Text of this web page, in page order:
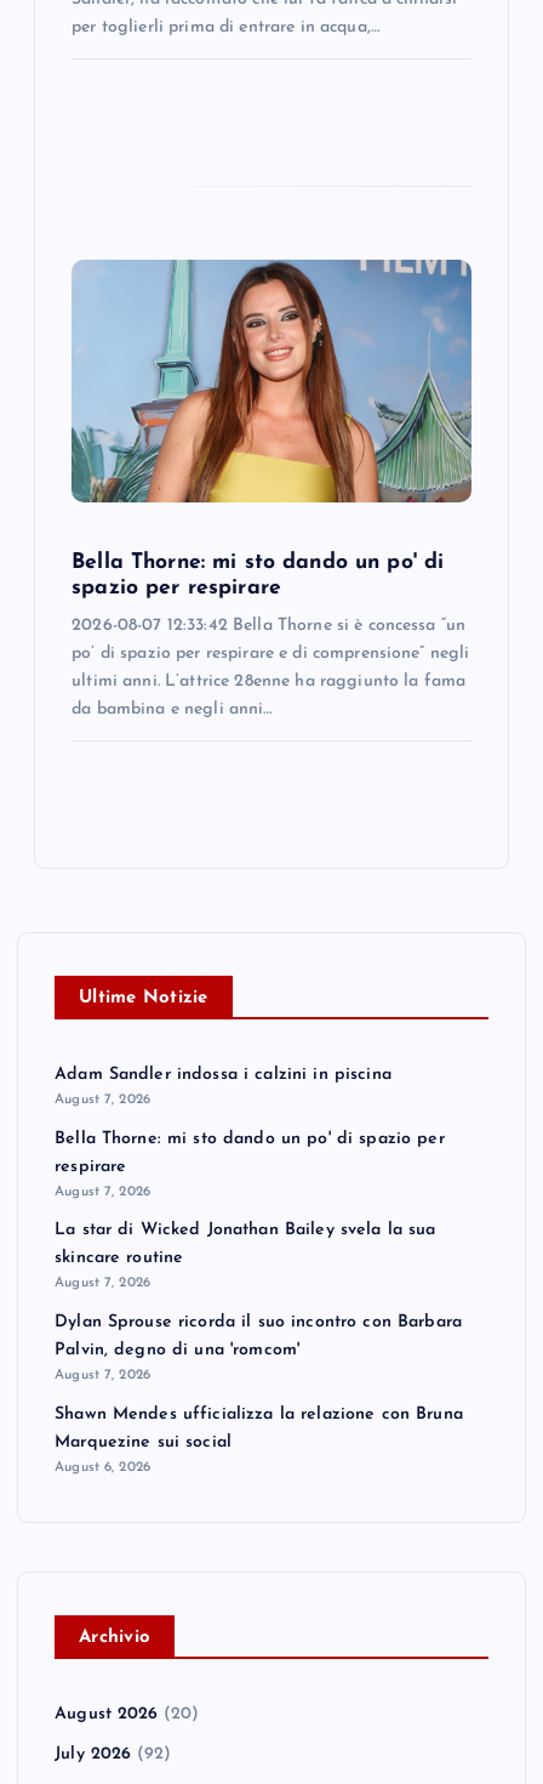
per toglierli prima di entrare in acqua,…
Bella Thorne: mi sto dando un po' di
spazio per respirare
2026-08-07 12:33:42 Bella Thorne si è concessa “un
po’ di spazio per respirare e di comprensione” negli
ultimi anni. L’attrice 28enne ha raggiunto la fama
da bambina e negli anni…
Ultime Notizie
Adam Sandler indossa i calzini in piscina
August 7, 2026
Bella Thorne: mi sto dando un po' di spazio per
respirare
August 7, 2026
La star di Wicked Jonathan Bailey svela la sua
skincare routine
August 7, 2026
Dylan Sprouse ricorda il suo incontro con Barbara
Palvin, degno di una 'romcom'
August 7, 2026
Shawn Mendes ufficializza la relazione con Bruna
Marquezine sui social
August 6, 2026
Archivio
August 2026 (20)
July 2026 (92)